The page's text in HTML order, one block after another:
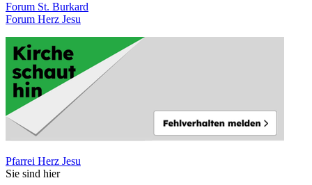
Forum St. Burkard
Forum Herz Jesu
Pfarrei Herz Jesu
Sie sind hier